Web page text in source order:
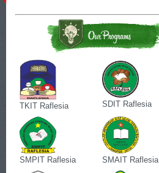
TKIT Raflesia SDIT Raflesia
SMPIT Raflesia SMAIT Raflesia